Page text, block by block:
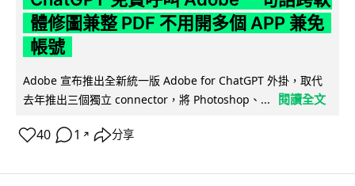
體修圖兼整 PDF 不用開多個 APP 兼免
帳號
Adobe 宣布推出全新統一版 Adobe for ChatGPT 外掛，取代
去年推出三個獨立 connector，將 Photoshop、...
閱讀全文
40 1 ↗ 分享